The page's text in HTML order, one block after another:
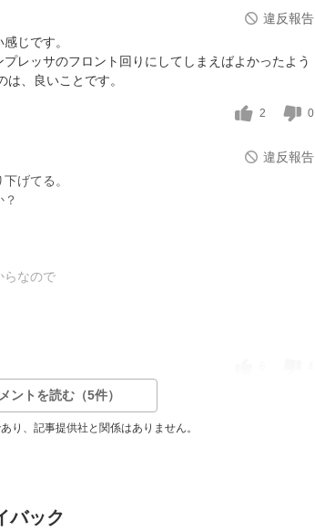
違反報告
じです。
レッサのフロント回りにしてしまえばよかったよう
、良いことです。
2 0
違反報告
げてる。
らなので
ントを読む（5件）
り、記事提供社と関係はありません。
バック